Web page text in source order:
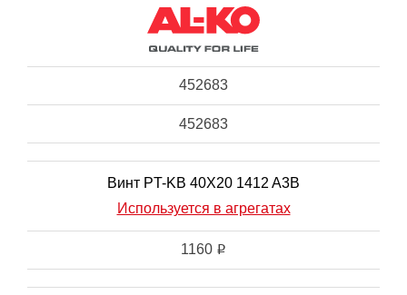
452683
452683
Винт PT-KB 40X20 1412 A3B
Используется в агрегатах
1160 i